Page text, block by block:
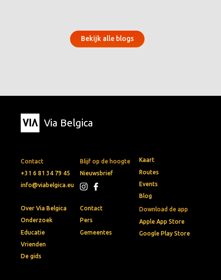
Bekijk alle blogs
Via Belgica
Contact
+31 6 81 34 79 45
info@viabelgica.eu
Blijf op de hoogte
Nieuwsbrief
Download de app
Apple App Store
Google Play Store
Kaart
Routes
Events
Blog
Over Via Belgica
Onderzoek
Educatie
Vrienden
De gids
Contact
Pers
Gemeentes